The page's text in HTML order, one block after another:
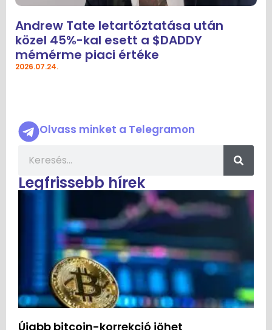
Andrew Tate letartóztatása után
közel 45%-kal esett a $DADDY
mémérme piaci értéke
2026.07.24.
Olvass minket a Telegramon
Legfrissebb hírek
Újabb bitcoin-korrekció jöhet